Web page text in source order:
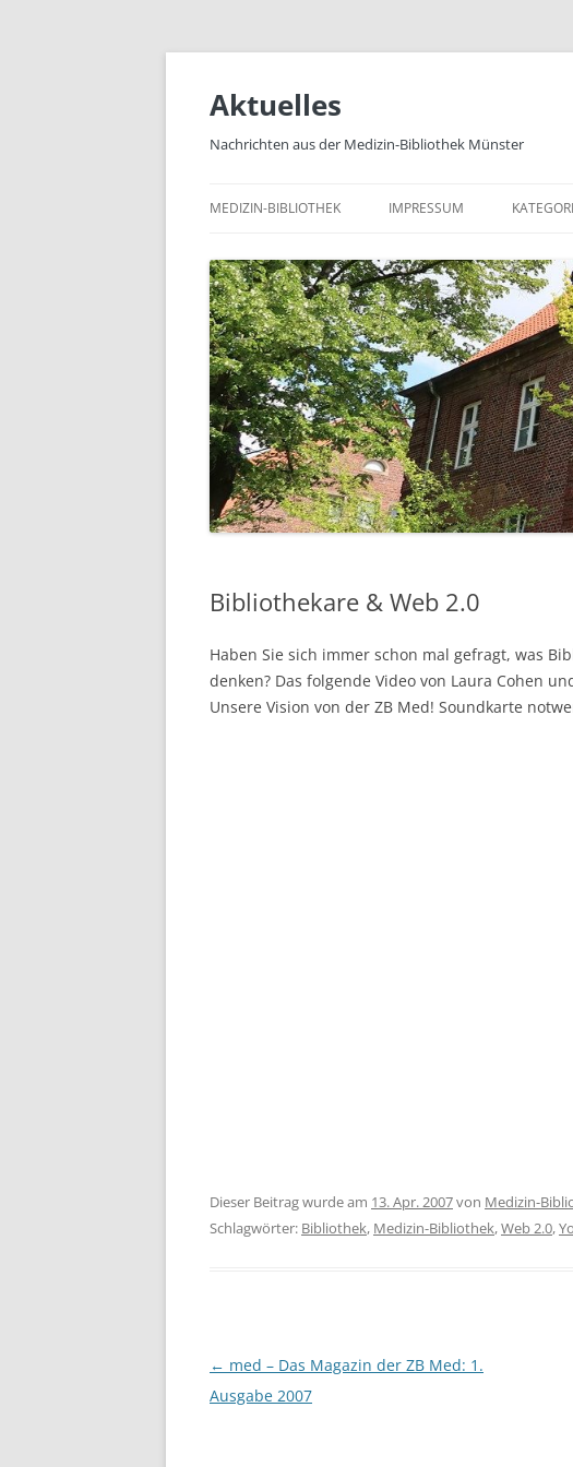
Zum
springen
Aktuelles
Nachrichten aus der Medizin-Bibliothek Münster
MEDIZIN-BIBLIOTHEK IMPRESSUM
E-
MEDIZIN
Bibliothekare & Web 2.0
Haben Sie sich immer schon mal gefragt, was
denken? Das folgende Video von Laura Cohen
Unsere Vision von der ZB Med! Soundkarte
Dieser Beitrag wurde am 13. Apr. 2007von Medizin-
Schlagwörter: Bibliothek, Medizin-Bibliothek,Web 2.0,
Beitragsnavigation
← med – Das Magazin der ZB Med: 1.
Ausgabe 2007